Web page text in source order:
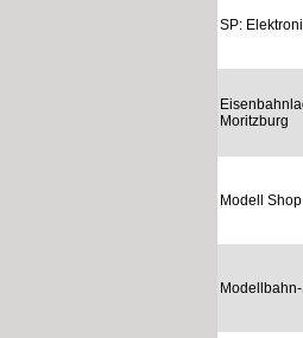
SP:
Moritzburg
Modell Shop